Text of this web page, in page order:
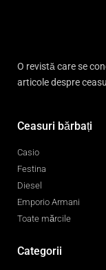
O revistă care se
articole despre
Ceasuri bărbați
Casio
Festina
Diesel
Emporio Armani
Toate mărcile
Categorii